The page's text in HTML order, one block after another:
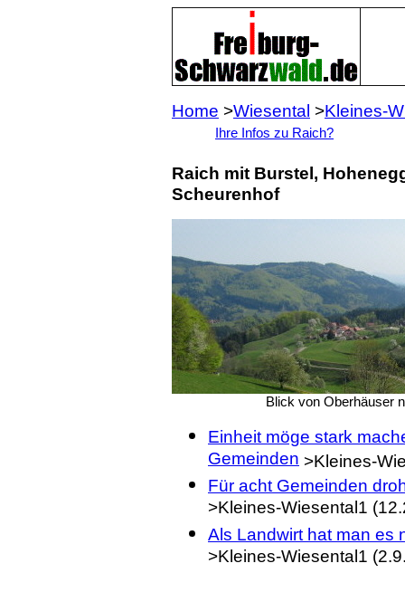
Home >Wiesental >Kleines-
Ihre Infos zu Raich?
Raich mit Burstel,
Scheurenhof
Blick von Oberhäuser
Einheit möge stark
Gemeinden >Kleines-
Für acht Gemeinden
>Kleines-Wiesental1
Als Landwirt hat man es
>Kleines-Wiesental1